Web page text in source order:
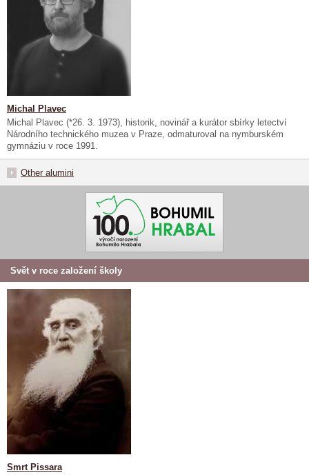
Michal Plavec
Michal Plavec (*26. 3. 1973), historik, novinář a kurátor sbírky letectví
Národního technického muzea v Praze, odmaturoval na nymburském
gymnáziu v roce 1991.
Other alumini
Svět v roce založení školy
Smrt Pissara